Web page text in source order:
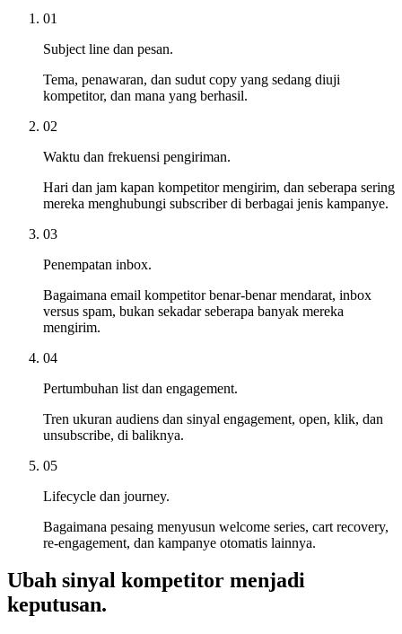
01
Subject line dan pesan.
Tema, penawaran, dan sudut copy yang sedang diuji
kompetitor, dan mana yang berhasil.
02
Waktu dan frekuensi pengiriman.
Hari dan jam kapan kompetitor mengirim, dan seberapa sering
mereka menghubungi subscriber di berbagai jenis kampanye.
03
Penempatan inbox.
Bagaimana email kompetitor benar-benar mendarat, inbox
versus spam, bukan sekadar seberapa banyak mereka
mengirim.
04
Pertumbuhan list dan engagement.
Tren ukuran audiens dan sinyal engagement, open, klik, dan
unsubscribe, di baliknya.
05
Lifecycle dan journey.
Bagaimana pesaing menyusun welcome series, cart recovery,
re-engagement, dan kampanye otomatis lainnya.
Ubah sinyal kompetitor menjadi
keputusan.